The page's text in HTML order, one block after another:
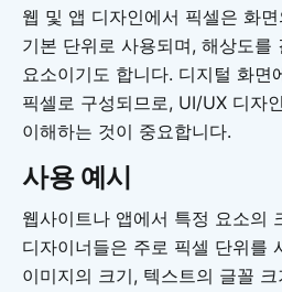
웹 및 앱 디자인에서 픽셀은 화
기본 단위로 사용되며, 해상도를
요소이기도 합니다. 디지털 화면
픽셀로 구성되므로, UI/UX 디자
이해하는 것이 중요합니다.
사용 예시
웹사이트나 앱에서 특정 요소의
디자이너들은 주로 픽셀 단위를
이미지의 크기, 텍스트의 글꼴